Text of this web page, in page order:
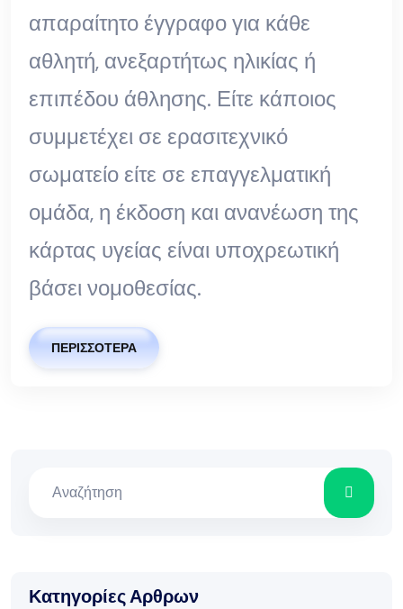
απαραίτητο έγγραφο για κάθε
αθλητή, ανεξαρτήτως ηλικίας ή
επιπέδου άθλησης. Είτε κάποιος
συμμετέχει σε ερασιτεχνικό
σωματείο είτε σε επαγγελματική
ομάδα, η έκδοση και ανανέωση της
κάρτας υγείας είναι υποχρεωτική
βάσει νομοθεσίας.
ΠΕΡΙΣΣΌΤΕΡΑ
Κατηγορίες Αρθρων